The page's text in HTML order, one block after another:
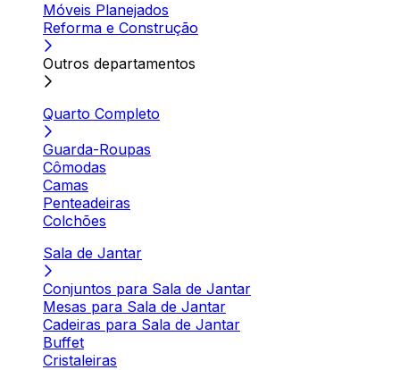
Móveis Planejados
Reforma e Construção
Outros departamentos
Quarto Completo
Guarda-Roupas
Cômodas
Camas
Penteadeiras
Colchões
Sala de Jantar
Conjuntos para Sala de Jantar
Mesas para Sala de Jantar
Cadeiras para Sala de Jantar
Buffet
Cristaleiras